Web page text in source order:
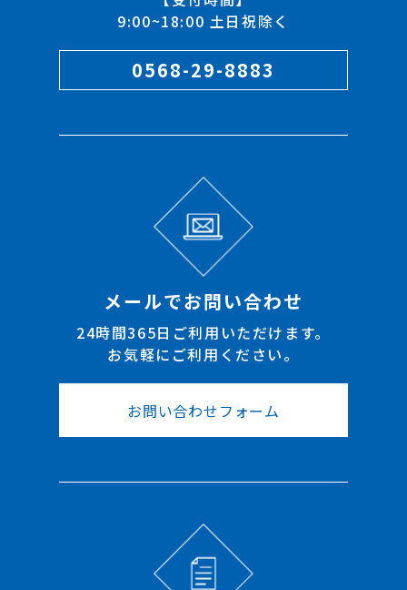
9:00~18:00 土日祝除く
0568-29-8883
メールでお問い合わせ
24時間365日ご利用いただけます。
お気軽にご利用ください。
お問い合わせフォーム